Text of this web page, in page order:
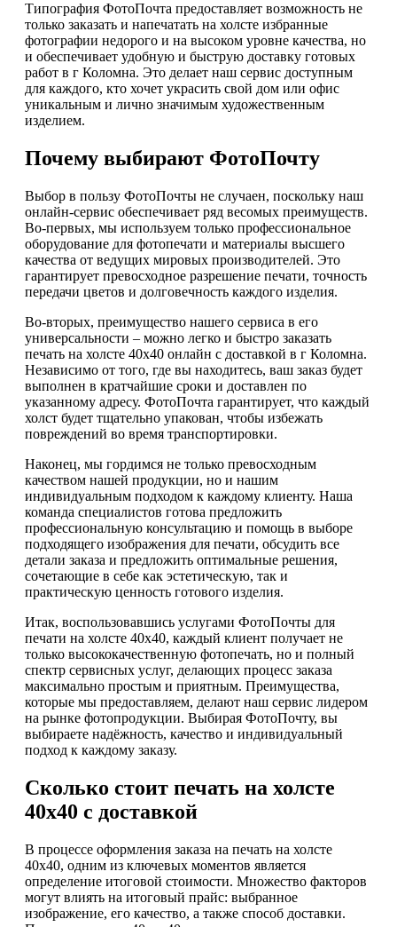
Типография ФотоПочта предоставляет возможность не
только заказать и напечатать на холсте избранные
фотографии недорого и на высоком уровне качества, но
и обеспечивает удобную и быструю доставку готовых
работ в г Коломна. Это делает наш сервис доступным
для каждого, кто хочет украсить свой дом или офис
уникальным и лично значимым художественным
изделием.
Почему выбирают ФотоПочту
Выбор в пользу ФотоПочты не случаен, поскольку наш
онлайн-сервис обеспечивает ряд весомых преимуществ.
Во-первых, мы используем только профессиональное
оборудование для фотопечати и материалы высшего
качества от ведущих мировых производителей. Это
гарантирует превосходное разрешение печати, точность
передачи цветов и долговечность каждого изделия.
Во-вторых, преимущество нашего сервиса в его
универсальности – можно легко и быстро заказать
печать на холсте 40х40 онлайн с доставкой в г Коломна.
Независимо от того, где вы находитесь, ваш заказ будет
выполнен в кратчайшие сроки и доставлен по
указанному адресу. ФотоПочта гарантирует, что каждый
холст будет тщательно упакован, чтобы избежать
повреждений во время транспортировки.
Наконец, мы гордимся не только превосходным
качеством нашей продукции, но и нашим
индивидуальным подходом к каждому клиенту. Наша
команда специалистов готова предложить
профессиональную консультацию и помощь в выборе
подходящего изображения для печати, обсудить все
детали заказа и предложить оптимальные решения,
сочетающие в себе как эстетическую, так и
практическую ценность готового изделия.
Итак, воспользовавшись услугами ФотоПочты для
печати на холсте 40х40, каждый клиент получает не
только высококачественную фотопечать, но и полный
спектр сервисных услуг, делающих процесс заказа
максимально простым и приятным. Преимущества,
которые мы предоставляем, делают наш сервис лидером
на рынке фотопродукции. Выбирая ФотоПочту, вы
выбираете надёжность, качество и индивидуальный
подход к каждому заказу.
Сколько стоит печать на холсте
40х40 с доставкой
В процессе оформления заказа на печать на холсте
40х40, одним из ключевых моментов является
определение итоговой стоимости. Множество факторов
могут влиять на итоговый прайс: выбранное
изображение, его качество, а также способ доставки.